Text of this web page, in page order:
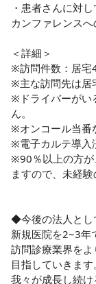
・患者さんに対
カンファレンスへ
＜詳細＞
※訪問件数：居宅
※主な訪問先は居
※ドライバーがい
ん。
※オンコール当番
※電子カルテ導入
※90％以上の方が
ますので、未経
◆今後の法人とし
新規医院を2~3年
訪問診療業界を
目指していきます。
我々が成長し続